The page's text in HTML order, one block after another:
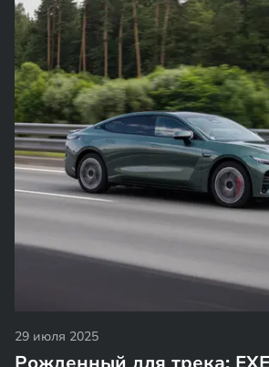
29 июля 2025